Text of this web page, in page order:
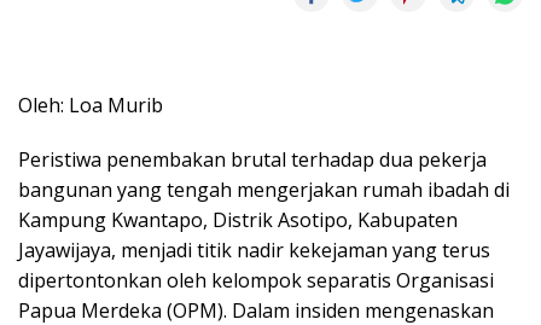
Oleh: Loa Murib
Peristiwa penembakan brutal terhadap dua pekerja
bangunan yang tengah mengerjakan rumah ibadah di
Kampung Kwantapo, Distrik Asotipo, Kabupaten
Jayawijaya, menjadi titik nadir kekejaman yang terus
dipertontonkan oleh kelompok separatis Organisasi
Papua Merdeka (OPM). Dalam insiden mengenaskan